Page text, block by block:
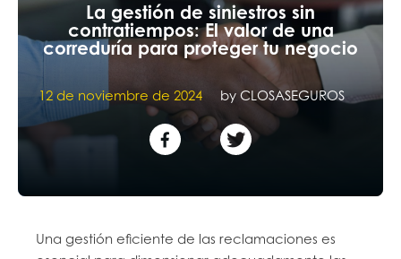
La gestión de siniestros sin
contratiempos: El valor de una
correduría para proteger tu negocio
12 de noviembre de 2024 by CLOSASEGUROS
Una gestión eficiente de las reclamaciones es